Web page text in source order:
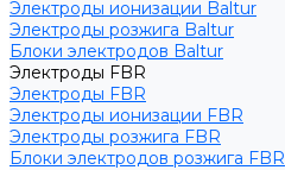
Электроды ионизации Baltur
Электроды розжига Baltur
Блоки электродов Baltur
Электроды FBR
Электроды FBR
Электроды ионизации FBR
Электроды розжига FBR
Блоки электродов розжига FBR